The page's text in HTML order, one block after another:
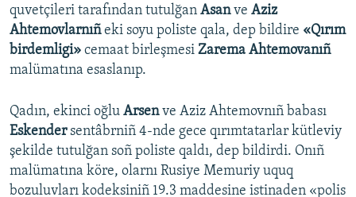
quvetçileri tarafından tutulğan Asanve Aziz
Ahtemovlarnıñeki soyu poliste qala, dep bildire «Qırım
birdemligi» cemaat birleşmesi Zarema Ahtemovanıñ
malümatına esaslanıp.
Qadın, ekinci oğlu Arsenve Aziz Ahtemovnıñ babası
Eskendersentâbrniñ 4-nde gece qırımtatarlar kütleviy
şekilde tutulğan soñ poliste qaldı, dep bildirdi. Onıñ
malümatına köre, olarnı Rusiye Memuriy uquq
bozuluvları kodeksiniñ 19.3 maddesine istinaden «polis